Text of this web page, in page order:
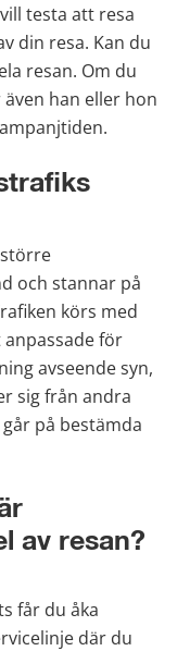
testa att resa
din resa. Kan du
resan. Om du
han eller hon
och stannar på
körs med
för
avseende syn,
sig från andra
på bestämda
av resan?
får du åka
där du